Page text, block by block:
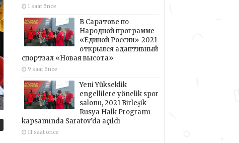
1 saat önce
В Саратове по
Народной программе
«Единой России»-2021
открылся адаптивный
спортзал «Новая высота»
9 saat önce
Yeni Yükseklik
engellilere yönelik spor
salonu, 2021 Birleşik
Rusya Halk Programı
kapsamında Saratov’da açıldı
11 saat önce